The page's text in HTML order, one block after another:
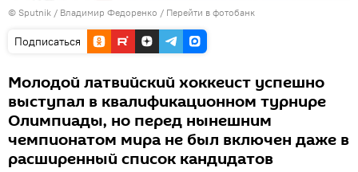
© Sputnik / Владимир Федоренко / Перейти в фотобанк
Подписаться
Молодой латвийский хоккеист успешно
выступал в квалификационном турнире
Олимпиады, но перед нынешним
чемпионатом мира не был включен даже в
расширенный список кандидатов